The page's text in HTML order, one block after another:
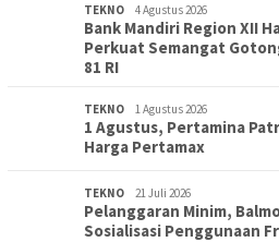
TEKNO 4 Agustus 2026
Bank Mandiri Region XII
Perkuat Semangat
81 RI
TEKNO 1 Agustus 2026
1 Agustus, Pertamina
Harga Pertamax
TEKNO 21 Juli 2026
Pelanggaran Minim,
Sosialisasi Penggunaan